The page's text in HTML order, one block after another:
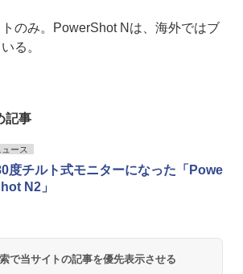
のみ。PowerShot Nは、海外ではブ
る。
記事
ュース
度チルト式モニターになった「Powe
N2」
で当サイトの記事を優先表示させる